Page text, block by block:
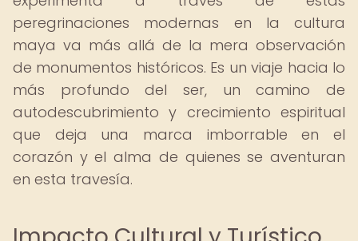
peregrinaciones modernas en la cultura
maya va más allá de la mera observación
de monumentos históricos. Es un viaje hacia lo
más profundo del ser, un camino de
autodescubrimiento y crecimiento espiritual
que deja una marca imborrable en el
corazón y el alma de quienes se aventuran
en esta travesía.